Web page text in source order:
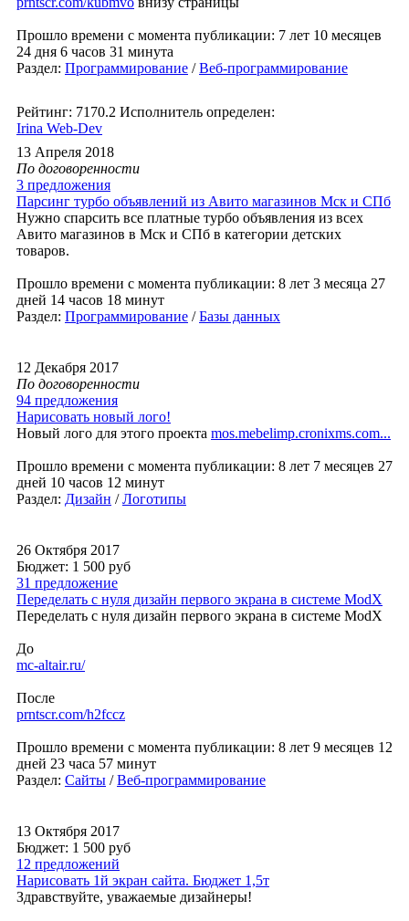
Прошло времени с момента публикации: 7 лет 10 месяцев
24 дня 6 часов 31 минута
Раздел: Программирование /Веб-программирование
Рейтинг: 7170.2 Исполнитель определен:
Irina Web-Dev
13 Апреля 2018
По договоренности
3 предложения
Парсинг турбо объявлений из Авито магазинов Мск и СПб
Нужно спарсить все платные турбо объявления из всех
Авито магазинов в Мск и СПб в категории детских
товаров.
Прошло времени с момента публикации: 8 лет 3 месяца 27
дней 14 часов 18 минут
Раздел: Программирование /Базы данных
12 Декабря 2017
По договоренности
94 предложения
Нарисовать новый лого!
Новый лого для этого проекта mos.mebelimp.cronixms.com...
Прошло времени с момента публикации: 8 лет 7 месяцев 27
дней 10 часов 12 минут
Раздел: Дизайн /Логотипы
26 Октября 2017
Бюджет: 1 500 руб
31 предложение
Переделать с нуля дизайн первого экрана в системе ModX
Переделать с нуля дизайн первого экрана в системе ModX
До
mc-altair.ru/
После
prntscr.com/h2fccz
Прошло времени с момента публикации: 8 лет 9 месяцев 12
дней 23 часа 57 минут
Раздел: Сайты /Веб-программирование
13 Октября 2017
Бюджет: 1 500 руб
12 предложений
Нарисовать 1й экран сайта. Бюджет 1,5т
Здравствуйте, уважаемые дизайнеры!